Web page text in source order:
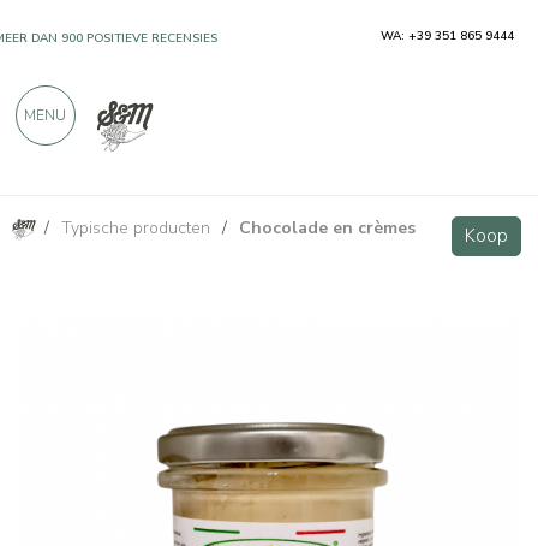
/ Typische producten / Chocolade en crèmes Koop
Smeerbare crème met amandelen, 200 g Koop
DAN 900 POSITIEVE RECENSIES WA: +39 351 865 9444
MENU